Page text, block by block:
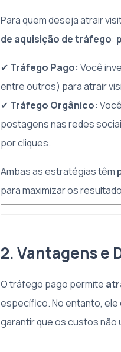
Para quem deseja atrair
de aquisição de tráfego:
✔ Tráfego Pago: Você
entre outros) para atrair
✔ Tráfego Orgânico:
postagens nas redes
por cliques.
Ambas as estratégias têm
para maximizar os
2. Vantagens e
O tráfego pago permite
específico. No entanto, ele
garantir que os custos não